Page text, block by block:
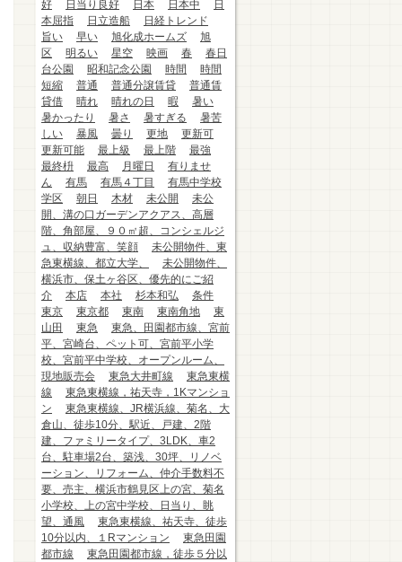
好
日当り良好 日本 日本中
日
本屈指
日立造船
日経トレンド
旨い
早い 旭化成ホームズ
旭
区
明るい 星空 映画 春
春日
台公園
昭和記念公園 時間
時間
短縮
普通 普通分譲賃貸
普通賃
貸借
晴れ 晴れの日 暇
暑い
暑かったり
暑さ 暑すぎる
暑苦
しい
暴風 曇り 更地
更新可
更新可能
最上級 最上階
最強
最終枡
最高 月曜日
有りませ
ん
有馬 有馬４丁目
有馬中学校
学区
朝日 木材 未公開
未公
開、溝の口ガーデンアクアス、高層
階、角部屋、９０㎡超、コンシェルジ
ュ、収納豊富、笑顔
未公開物件、東
急東横線、都立大学、
未公開物件、
横浜市、保土ヶ谷区、優先的にご紹
介
本店 本社 杉本和弘
条件
東京
東京都 東南 東南角地
東
山田
東急
東急、田園都市線、宮前
平、宮崎台、ペット可、宮前平小学
校、宮前平中学校、オープンルーム、
現地販売会
東急大井町線
東急東横
線
東急東横線，祐天寺，1Kマンショ
ン
東急東横線、JR横浜線、菊名、大
倉山、徒歩10分、駅近、戸建、2階
建、ファミリータイプ、3LDK、車2
台、駐車場2台、築浅、30坪、リノベ
ーション、リフォーム、仲介手数料不
要、売主、横浜市鶴見区上の宮、菊名
小学校、上の宮中学校、日当り、眺
望、通風
東急東横線、祐天寺、徒歩
10分以内、１Rマンション
東急田園
都市線
東急田園都市線，徒歩５分以